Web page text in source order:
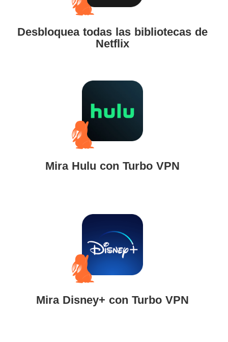
Desbloquea todas las bibliotecas de
Netflix
Mira Hulu con Turbo VPN
Mira Disney+ con Turbo VPN